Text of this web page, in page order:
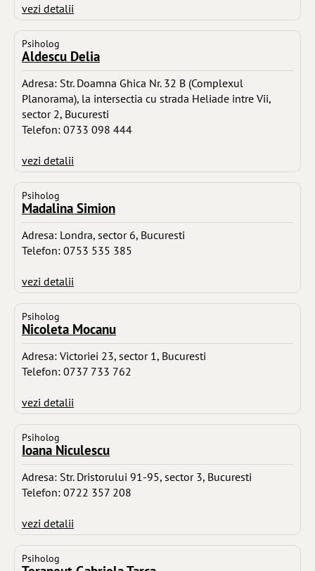
vezi detalii
Psiholog
Aldescu Delia
Adresa: Str. Doamna Ghica Nr. 32 B (Complexul
Planorama), la intersectia cu strada Heliade intre Vii,
sector 2, Bucuresti
Telefon: 0733 098 444
vezi detalii
Psiholog
Madalina Simion
Adresa: Londra, sector 6, Bucuresti
Telefon: 0753 535 385
vezi detalii
Psiholog
Nicoleta Mocanu
Adresa: Victoriei 23, sector 1, Bucuresti
Telefon: 0737 733 762
vezi detalii
Psiholog
Ioana Niculescu
Adresa: Str. Dristorului 91-95, sector 3, Bucuresti
Telefon: 0722 357 208
vezi detalii
Psiholog